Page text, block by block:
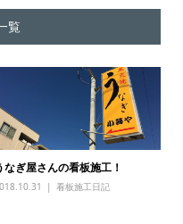
覧
なぎ屋さんの看板施工！
看板施工日記